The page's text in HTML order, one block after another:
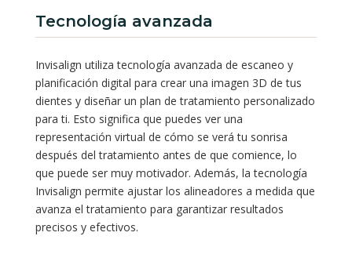
Tecnología avanzada
Invisalign utiliza tecnología avanzada de escaneo y
planificación digital para crear una imagen 3D de tus
dientes y diseñar un plan de tratamiento personalizado
para ti. Esto significa que puedes ver una
representación virtual de cómo se verá tu sonrisa
después del tratamiento antes de que comience, lo
que puede ser muy motivador. Además, la tecnología
Invisalign permite ajustar los alineadores a medida que
avanza el tratamiento para garantizar resultados
precisos y efectivos.